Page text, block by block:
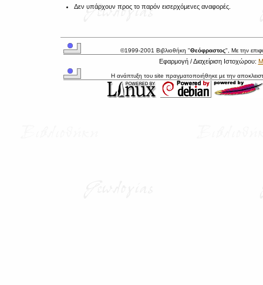
Δεν υπάρχουν προς το παρόν εισερχόμενες αναφορές.
©1999-2001 Βιβλιοθήκη "Θεόφραστος", Με την
Εφαρμογή / Διαχείριση Ιστοχώρου:
Η ανάπτυξη του site πραγματοποιήθηκε με την